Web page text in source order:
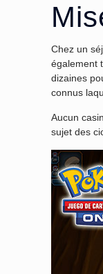
Chez un
également
dizaines
connus
Aucun
sujet des